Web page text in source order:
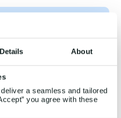
Details About
a seamless and tailored
you agree with these
we de dagen
en het verzenden
niet tot het